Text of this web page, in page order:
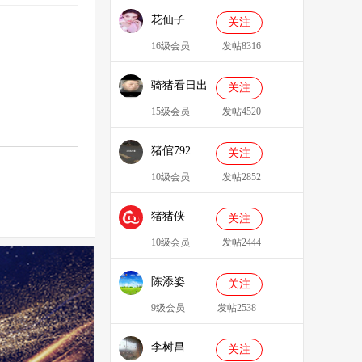
花仙子 关注
16级会员 发帖8316
骑猪看日出 关注
15级会员 发帖4520
猪倌792 关注
10级会员 发帖2852
猪猪侠
086349
关注
10级会员 发帖2444
陈添姿 关注
9级会员 发帖2538
李树昌 关注